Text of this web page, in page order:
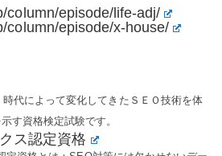
column/episode/life-adj/
column/episode/x-house/
代によって変化してきたＳＥＯ技術を体
す資格検定試験です。
ス認定資格